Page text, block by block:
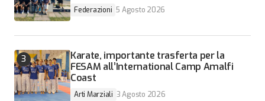
Federazioni 5 Agosto 2026
Karate, importante trasferta per la
FESAM all’International Camp Amalfi
Coast
Arti Marziali 3 Agosto 2026